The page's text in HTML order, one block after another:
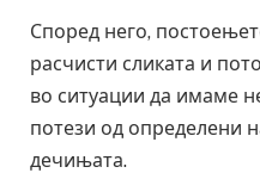
Според него,
расчисти сликата и
во ситуации да имаме
потези од определени
дечињата.